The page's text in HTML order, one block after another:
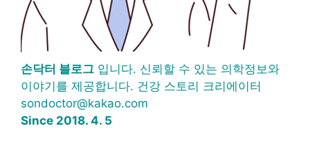
손닥터 블로그 입니다. 신뢰할 수 있는 의학정보와
이야기를 제공합니다. 건강 스토리 크리에이터
sondoctor@kakao.com
Since 2018. 4. 5